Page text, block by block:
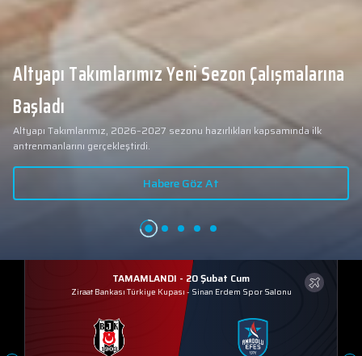
Altyapı Takımlarımız Yeni Sezon Çalışmalarına
Başladı
Altyapı Takımlarımız, 2026–2027 sezonu hazırlıkları kapsamında ilk
antrenmanlarını gerçekleştirdi.
Habere Göz At
TAMAMLANDI - 20 Şubat Cum
Ziraat Bankası Türkiye Kupası - Sinan Erdem Spor Salonu